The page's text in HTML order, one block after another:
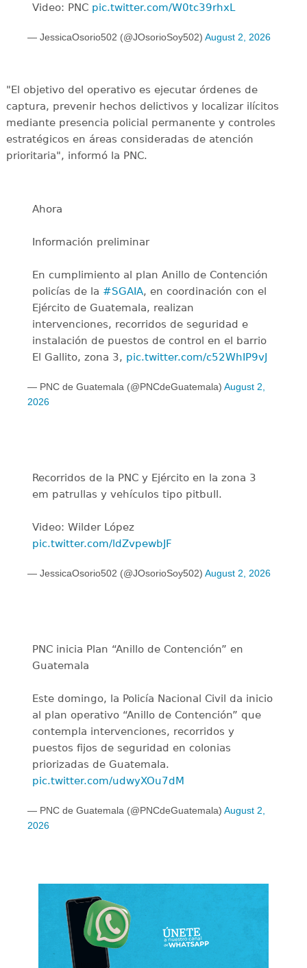
Video: PNC pic.twitter.com/W0tc39rhxL
— JessicaOsorio502 (@JOsorioSoy502) August 2, 2026
"El objetivo del operativo es ejecutar órdenes de
captura, prevenir hechos delictivos y localizar ilícitos
mediante presencia policial permanente y controles
estratégicos en áreas consideradas de atención
prioritaria", informó la PNC.
Ahora
Información preliminar
En cumplimiento al plan Anillo de Contención
policías de la #SGAIA, en coordinación con el
Ejército de Guatemala, realizan
intervenciones, recorridos de seguridad e
instalación de puestos de control en el barrio
El Gallito, zona 3, pic.twitter.com/c52WhIP9vJ
— PNC de Guatemala (@PNCdeGuatemala) August 2,
2026
Recorridos de la PNC y Ejército en la zona 3
em patrullas y vehículos tipo pitbull.
Video: Wilder López
pic.twitter.com/ldZvpewbJF
— JessicaOsorio502 (@JOsorioSoy502) August 2, 2026
PNC inicia Plan “Anillo de Contención” en
Guatemala
Este domingo, la Policía Nacional Civil da inicio
al plan operativo “Anillo de Contención” que
contempla intervenciones, recorridos y
puestos fijos de seguridad en colonias
priorizadas de Guatemala.
pic.twitter.com/udwyXOu7dM
— PNC de Guatemala (@PNCdeGuatemala) August 2,
2026